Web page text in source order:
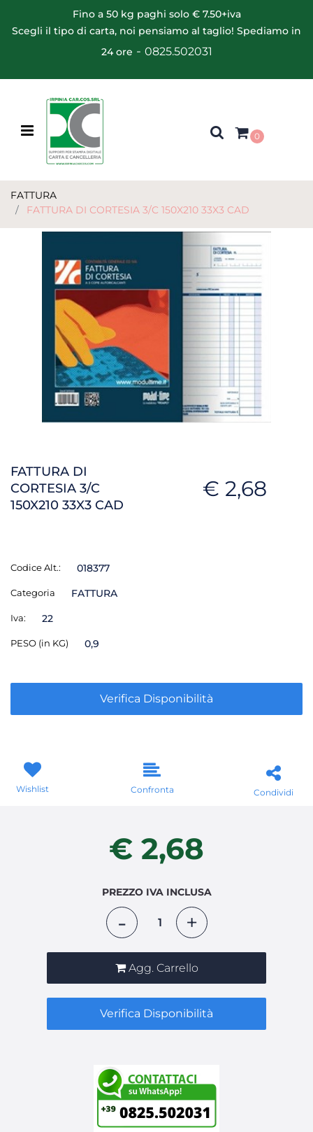
Fino a 50 kg paghi solo € 7.50+iva
Scegli il tipo di carta, noi pensiamo al taglio! Spediamo in
24 ore - 0825.502031
Open menu
0
FATTURA
FATTURA DI CORTESIA 3/C 150X210 33X3 CAD
FATTURA DI
CORTESIA 3/C
150X210 33X3 CAD
€ 2,68
Codice Alt.: 018377
Categoria FATTURA
Iva: 22
PESO (in KG) 0,9
Verifica Disponibilità
Wishlist Confronta Condividi
€ 2,68
PREZZO IVA INCLUSA
Agg. Carrello
Verifica Disponibilità